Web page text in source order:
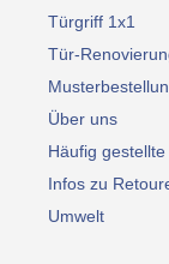
Türgriff 1x1
Tür-
Über uns
Häufig
Infos zu
Umwelt